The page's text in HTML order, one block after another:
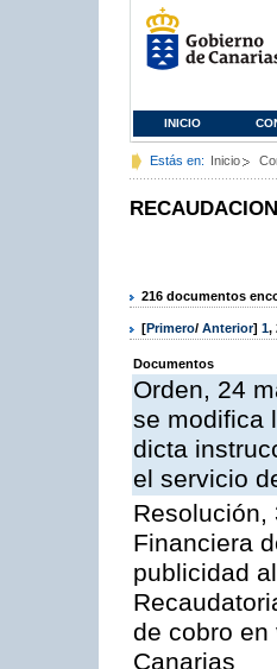
INICIO
Estás en: Inicio
216 documentos
[Primero/ Anterior] 1,
Documentos
Orden, 24
se modifica
dicta
el servicio
Resolución,
Financiera
publicidad
de cobro en
Canarias